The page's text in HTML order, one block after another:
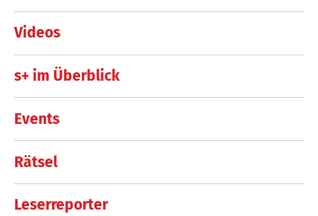
Videos
s+ im Überblick
Events
Rätsel
Leserreporter